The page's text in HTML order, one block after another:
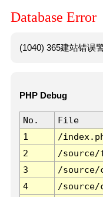
Database Error
(1040) 365建站错误
PHP Debug
No. File
1
/
2
/source/
3
/source/
4
/source/